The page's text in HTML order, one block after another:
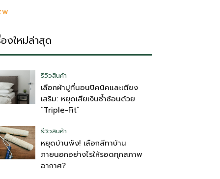
องใหม่ล่าสุด
รีวิวสินค้า
เลือกผ้าปูที่นอนปิคนิคและเตียง
เสริม: หยุดเสียเงินซ้ำซ้อนด้วย
“Triple-Fit”
รีวิวสินค้า
หยุดบ้านพัง! เลือกสีทาบ้าน
ภายนอกอย่างไรให้รอดทุกสภาพ
อากาศ?